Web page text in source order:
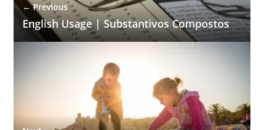
← Previous
English Usage | Substantivos Compostos